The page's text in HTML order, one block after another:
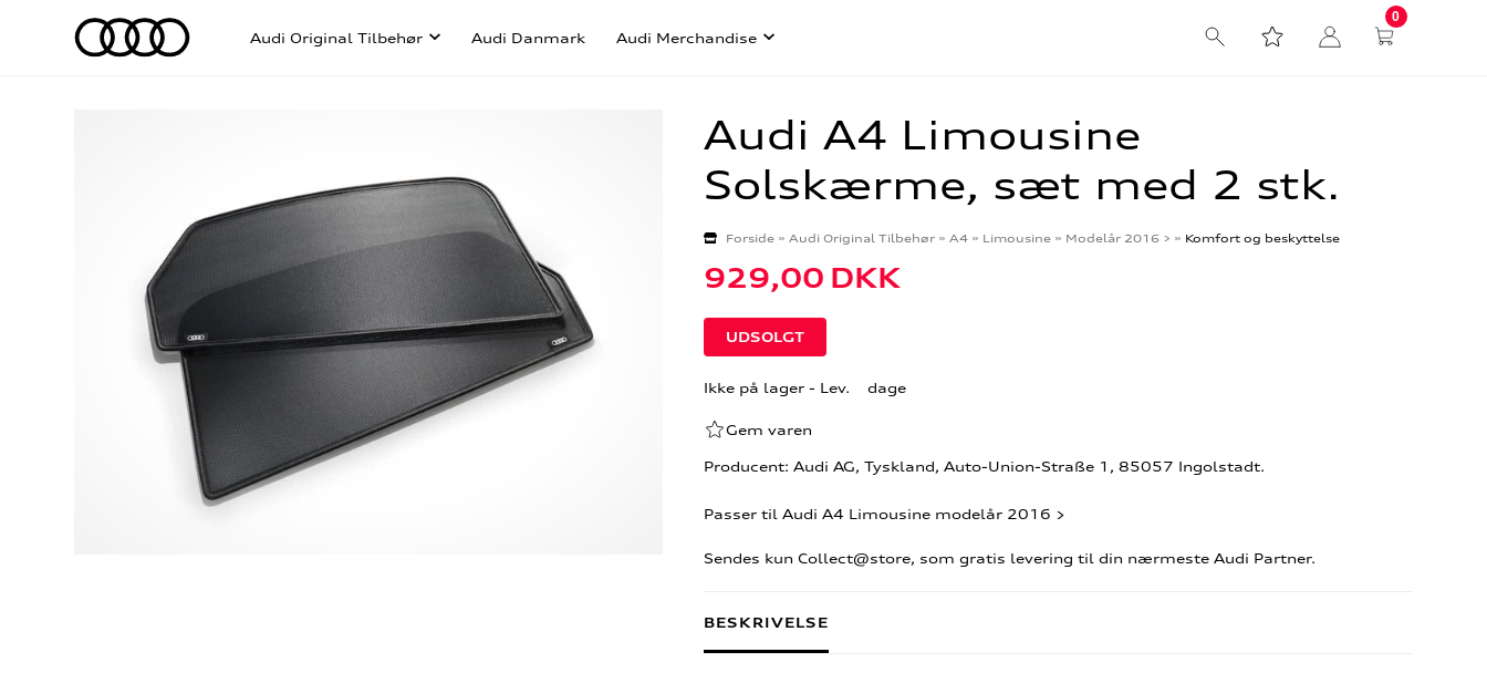
Audi Original Tilbehør Audi Danmark Audi Merchandise
0
Audi A4 Limousine
Solskærme, sæt med 2 stk.
Forside» Audi Original Tilbehør» A4» Limousine» Modelår 2016 > » Komfort og beskyttelse
929,00 DKK
Ikke på lager - Lev. dage
Gem varen
Producent: Audi AG, Tyskland, Auto-Union-Straße 1, 85057 Ingolstadt.
Passer til Audi A4 Limousine modelår 2016 >
Sendes kun Collect@store, som gratis levering til din nærmeste Audi Partner.
BESKRIVELSE